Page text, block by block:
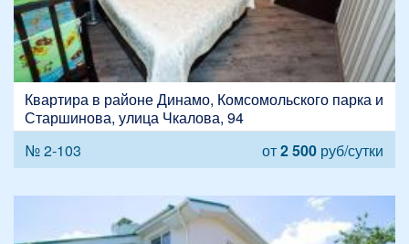
Квартира в районе Динамо, Комсомольского парка и
Старшинова, улица Чкалова, 94
№ 2-103
от2 500 руб/сутки